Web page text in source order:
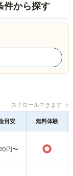
件から探す
スクロールできます →
目安 無料体験
円〜 ○